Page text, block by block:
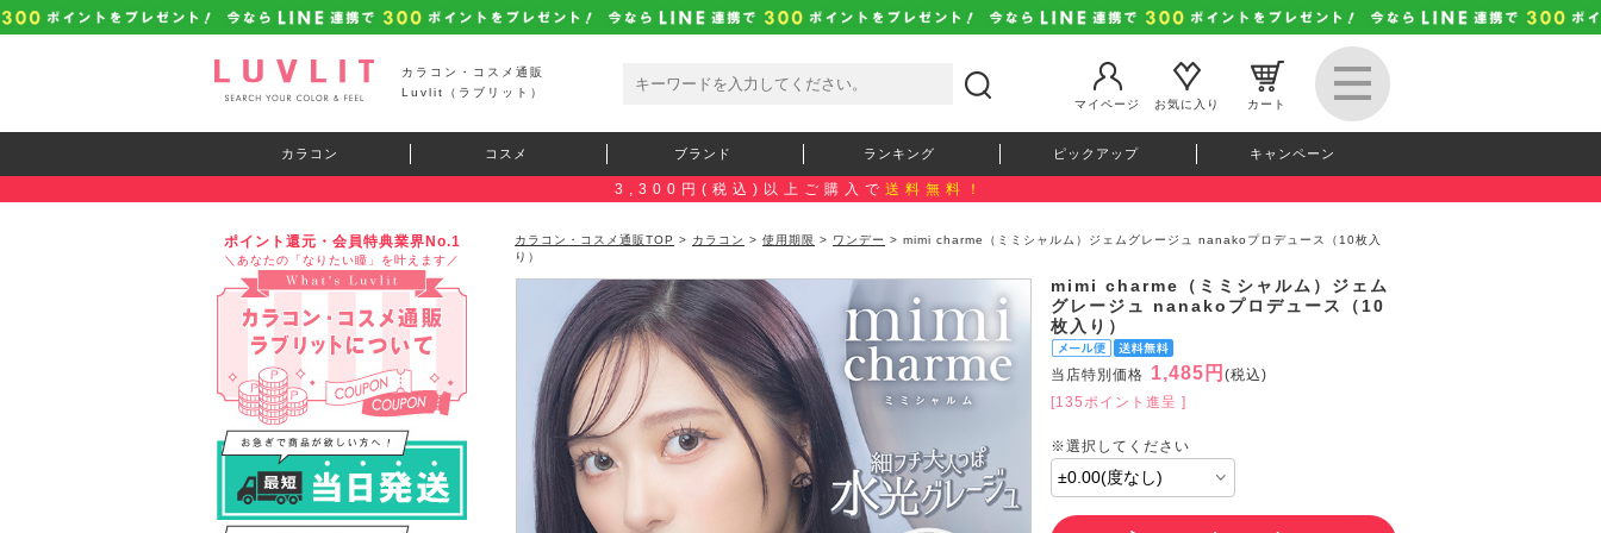
カラコン・コスメ通販
Luvlit（ラブリット）
マイページ
お気に入り カート
カラコン コスメ ブランド ランキング ピックアップ キャンペーン
3,300円(税込)以上ご購入で 送料無料！
ポイント還元・会員特典業界No.1
＼あなたの「なりたい瞳」を叶えます／
カラコン・コスメ通販TOP > カラコン > 使用期限 > ワンデー > mimi charme（ミミシャルム）ジェムグレージュ nanakoプロデュース（10枚入
り）
mimi charme（ミミシャルム）ジェム
グレージュ nanakoプロデュース（10
枚入り）
当店特別価格 1,485円 (税込)
[135ポイント進呈 ]